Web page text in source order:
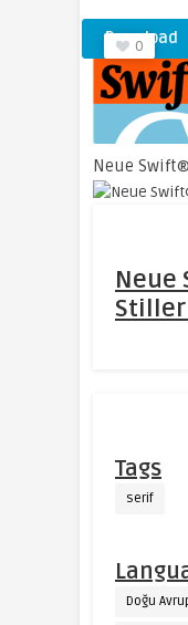
Download
0
Neue
Neue
Tags
serif
Doğu